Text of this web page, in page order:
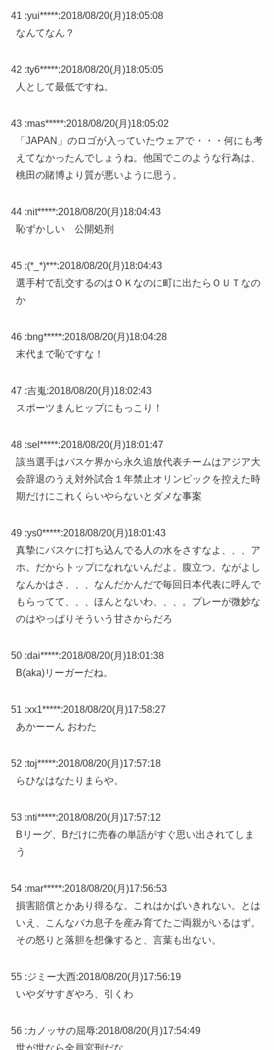
41 :yui*****:2018/08/20(月)18:05:08
なんてなん？
42 :ty6*****:2018/08/20(月)18:05:05
人として最低ですね。
43 :mas*****:2018/08/20(月)18:05:02
「JAPAN」のロゴが入っていたウェアで・・・何にも考
えてなかったんでしょうね。他国でこのような行為は、
桃田の賭博より質が悪いように思う。
44 :nit*****:2018/08/20(月)18:04:43
恥ずかしい 公開処刑
45 :(*_*)***:2018/08/20(月)18:04:43
選手村で乱交するのはＯＫなのに町に出たらＯＵＴなの
か
46 :bng*****:2018/08/20(月)18:04:28
末代まで恥ですな！
47 :吉嵬:2018/08/20(月)18:02:43
スポーツまんヒップにもっこり！
48 :sel*****:2018/08/20(月)18:01:47
該当選手はバスケ界から永久追放代表チームはアジア大
会辞退のうえ対外試合１年禁止オリンピックを控えた時
期だけにこれくらいやらないとダメな事案
49 :ys0*****:2018/08/20(月)18:01:43
真摯にバスケに打ち込んでる人の水をさすなよ、、、ア
ホ。だからトップになれないんだよ。腹立つ。ながよし
なんかはさ、、、なんだかんだで毎回日本代表に呼んで
もらってて、、、ほんとないわ、、、。プレーが微妙な
のはやっぱりそういう甘さからだろ
50 :dai*****:2018/08/20(月)18:01:38
B(aka)リーガーだね。
51 :xx1*****:2018/08/20(月)17:58:27
あかーーん おわた
52 :toj*****:2018/08/20(月)17:57:18
らひなはなたりまらや。
53 :nti*****:2018/08/20(月)17:57:12
Bリーグ、Bだけに売春の単語がすぐ思い出されてしま
う
54 :mar*****:2018/08/20(月)17:56:53
損害賠償とかあり得るな。これはかばいきれない。とは
いえ、こんなバカ息子を産み育てたご両親がいるはず。
その怒りと落胆を想像すると、言葉も出ない。
55 :ジミー大西:2018/08/20(月)17:56:19
いやダサすぎやろ、引くわ
56 :カノッサの屈辱:2018/08/20(月)17:54:49